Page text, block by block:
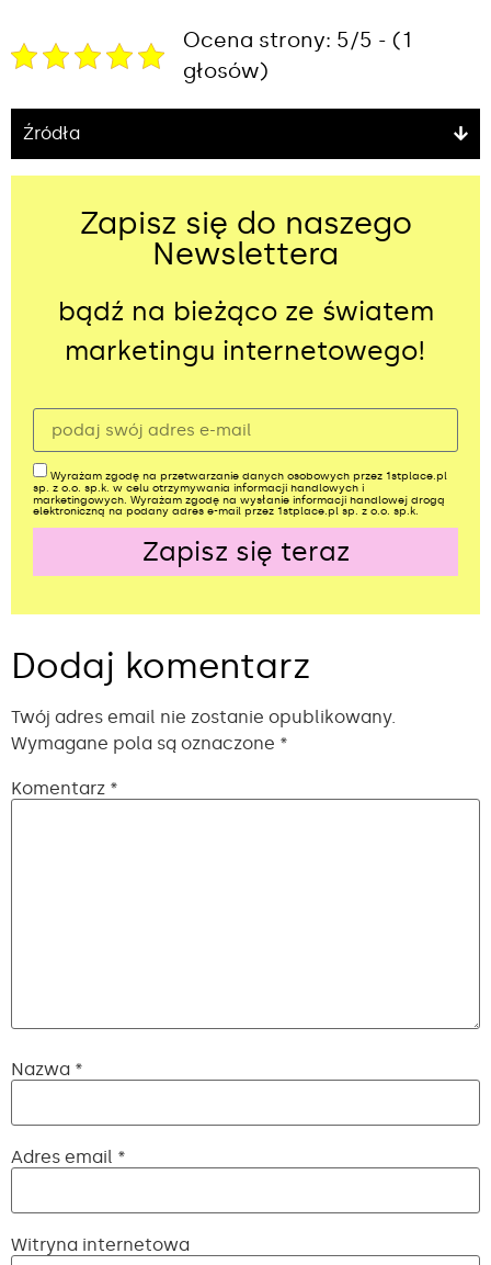
Ocena strony: 5/5 - (1
głosów)
Źródła
Zapisz się do naszego
Newslettera
bądź na bieżąco ze światem
marketingu internetowego!
Wyrażam zgodę na przetwarzanie danych osobowych przez 1stplace.pl
sp. z o.o. sp.k. w celu otrzymywania informacji handlowych i
marketingowych. Wyrażam zgodę na wysłanie informacji handlowej drogą
elektroniczną na podany adres e-mail przez 1stplace.pl sp. z o.o. sp.k.
Zapisz się teraz
Dodaj komentarz
Twój adres email nie zostanie opublikowany.
Wymagane pola są oznaczone *
Komentarz *
Nazwa *
Adres email *
Witryna internetowa